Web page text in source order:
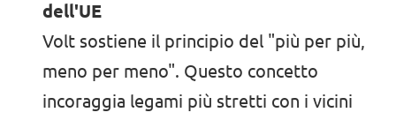
dell'UE
Volt sostiene il principio del "più per più,
meno per meno". Questo concetto
incoraggia legami più stretti con i vicini